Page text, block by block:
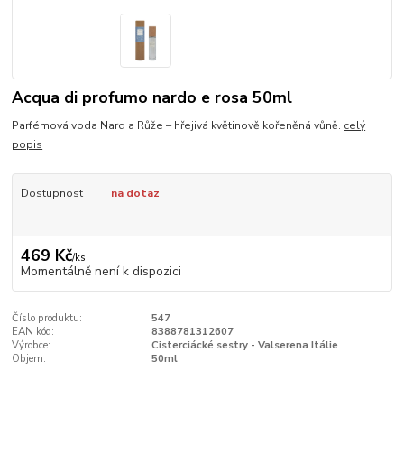
Acqua di profumo nardo e rosa 50ml
Parfémová voda Nard a Růže – hřejivá květinově kořeněná vůně. celý
popis
Dostupnost na dotaz
469 Kč/ks
Momentálně není k dispozici
Číslo produktu:
547
EAN kód:
8388781312607
Výrobce:
Cisterciácké sestry - Valserena Itálie
Objem:
50ml